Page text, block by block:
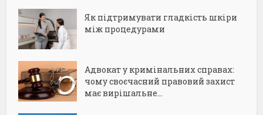
Як підтримувати гладкість шкіри
між процедурами
Адвокат у кримінальних справах:
чому своєчасний правовий захист
має вирішальне...